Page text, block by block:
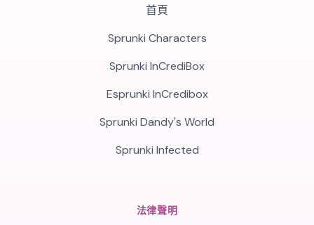
首頁
Sprunki Characters
Sprunki InCrediBox
Esprunki InCredibox
Sprunki Dandy's World
Sprunki Infected
法律聲明